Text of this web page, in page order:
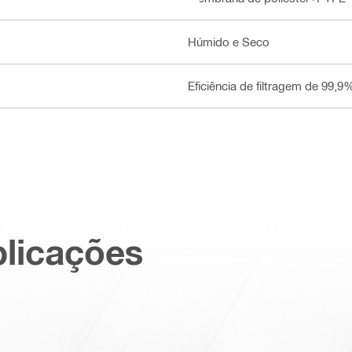
Húmido e Seco
Eficiência de filtragem de